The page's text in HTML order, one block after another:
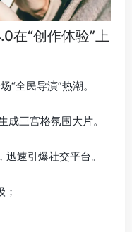
在“创作体验”上
“全民导演”热潮。
成三宫格氛围大片。
速引爆社交平台。